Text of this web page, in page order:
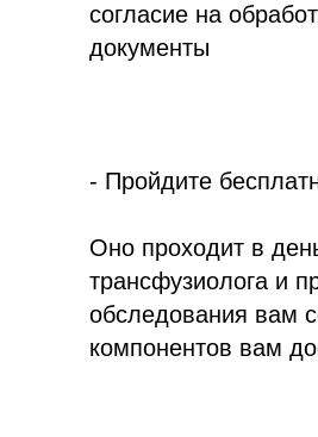
согласие на
документы
- Пройдите
Оно проходит в
трансфузиолога и
обследования вам
компонентов вам